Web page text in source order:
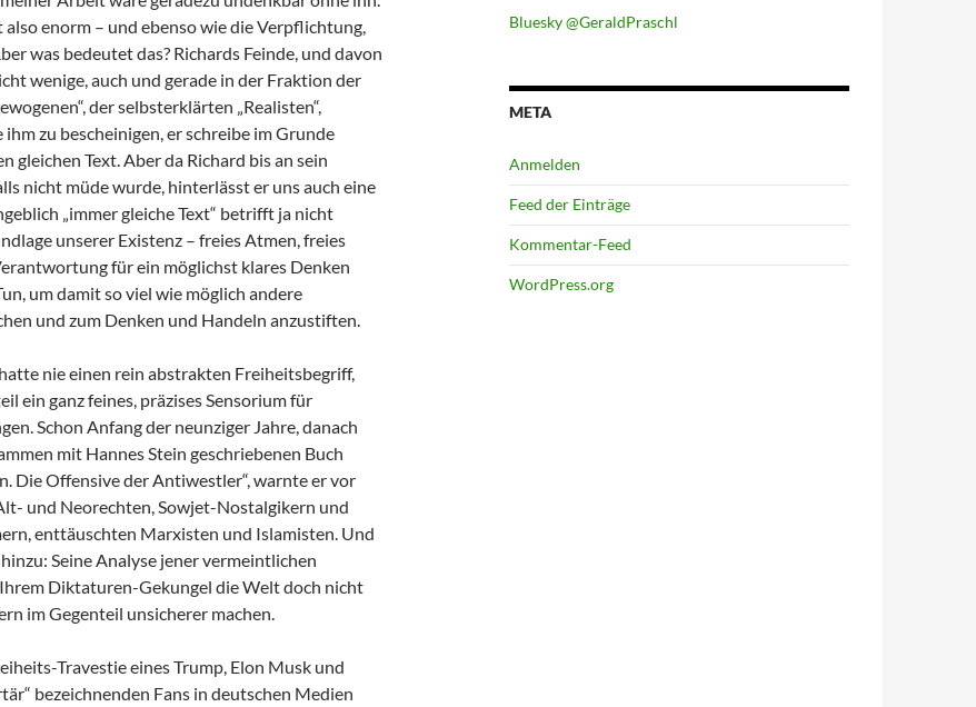
enorm – und ebenso wie die Verpflichtung,
was bedeutet das? Richards Feinde, und davon
wenige, auch und gerade in der Fraktion der
der selbsterklärten „Realisten“,
zu bescheinigen, er schreibe im Grunde
gleichen Text. Aber da Richard bis an sein
nicht müde wurde, hinterlässt er uns auch eine
„immer gleiche Text“ betrifft ja nicht
unserer Existenz – freies Atmen, freies
für ein möglichst klares Denken
um damit so viel wie möglich andere
und zum Denken und Handeln anzustiften.
nie einen rein abstrakten Freiheitsbegriff,
ein ganz feines, präzises Sensorium für
Schon Anfang der neunziger Jahre, danach
mit Hannes Stein geschriebenen Buch
Die Offensive der Antiwestler“, warnte er vor
und Neorechten, Sowjet-Nostalgikern und
enttäuschten Marxisten und Islamisten. Und
Seine Analyse jener vermeintlichen
Ihrem Diktaturen-Gekungel die Welt doch nicht
im Gegenteil unsicherer machen.
Travestie eines Trump, Elon Musk und
bezeichnenden Fans in deutschen Medien
Bluesky @GeraldPraschl
META
Anmelden
Feed der Einträge
Kommentar-Feed
WordPress.org